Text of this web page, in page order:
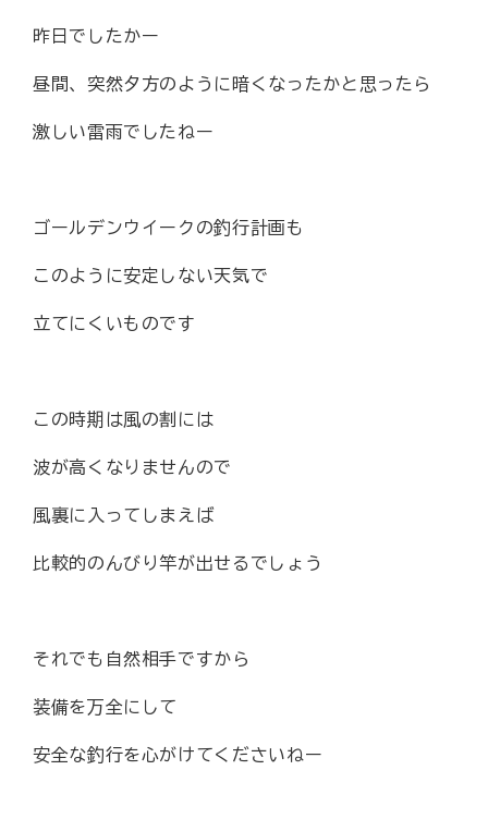
昨日でしたかー
昼間、突然夕方のように暗くなったかと思ったら
激しい雷雨でしたねー
ゴールデンウイークの釣行計画も
このように安定しない天気で
立てにくいものです
この時期は風の割には
波が高くなりませんので
風裏に入ってしまえば
比較的のんびり竿が出せるでしょう
それでも自然相手ですから
装備を万全にして
安全な釣行を心がけてくださいねー